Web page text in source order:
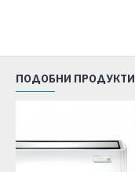
ПОДОБНИ ПРОДУКТИ